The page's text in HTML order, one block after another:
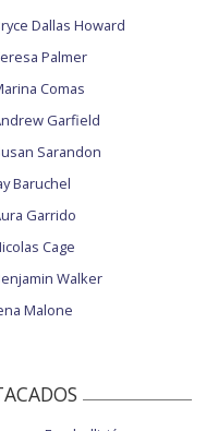
Dallas Howard
Palmer
Comas
Garfield
Sarandon
Baruchel
Garrido
Cage
Walker
Malone